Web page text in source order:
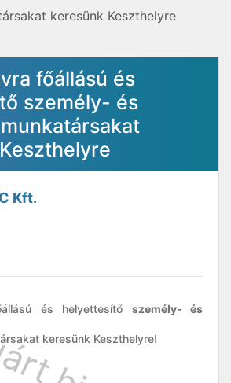
keresünk Keszthelyre
főállású és
személy- és
Kft.
és helyettesítő személy- és
keresünk Keszthelyre!